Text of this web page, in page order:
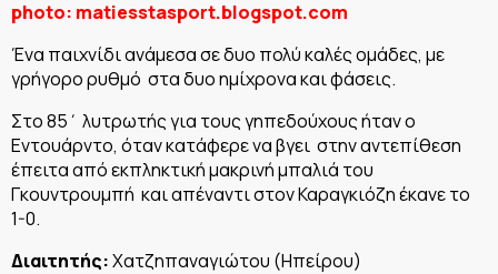
photo: matiesstasport.blogspot.com
Ένα παιχνίδι ανάμεσα σε δυο πολύ καλές ομάδες, με
γρήγορο ρυθμό στα δυο ημίχρονα και φάσεις.
Στο 85΄ λυτρωτής για τους γηπεδούχους ήταν ο
Εντουάρντο, όταν κατάφερε να βγει στην αντεπίθεση
έπειτα από εκπληκτική μακρινή μπαλιά του
Γκουντρουμπή και απέναντι στον Καραγκιόζη έκανε το
1-0.
Διαιτητής:Χατζηπαναγιώτου (Ηπείρου)